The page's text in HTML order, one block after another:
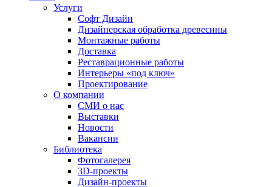
Услуги
Софт Дизайн
Дизайнерская обработка древесины
Монтажные работы
Доставка
Реставрационные работы
Интерьеры «под ключ»
Проектирование
О компании
СМИ о нас
Выставки
Новости
Вакансии
Библиотека
Фотогалерея
3D-проекты
Дизайн-проекты